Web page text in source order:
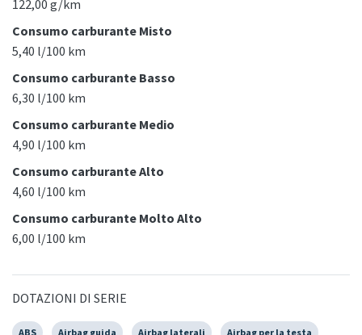
122,00 g/km
Consumo carburante Misto
5,40 l/100 km
Consumo carburante Basso
6,30 l/100 km
Consumo carburante Medio
4,90 l/100 km
Consumo carburante Alto
4,60 l/100 km
Consumo carburante Molto Alto
6,00 l/100 km
DOTAZIONI DI SERIE
ABS Airbag guida Airbag laterali Airbag per la testa